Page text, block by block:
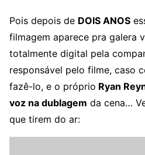
Pois depois de DOIS ANOS
filmagem aparece pra galera
totalmente digital pela
responsável pelo filme, caso
fazê-lo, e o próprio Ryan
voz na dublagem da cena…
que tirem do ar: